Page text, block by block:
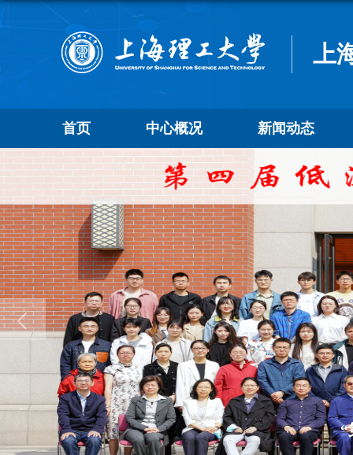
上
首页 中心概况 新闻动态
“